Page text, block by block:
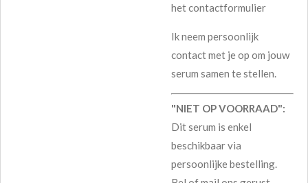
het contactformulier
Ik neem persoonlijk
contact met je op om jouw
serum samen te stellen.
"NIET OP VOORRAAD":
Dit serum is enkel
beschikbaar via
persoonlijke bestelling.